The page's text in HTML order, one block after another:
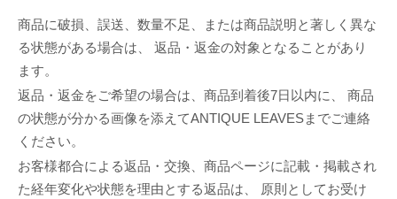
商品に破損、誤送、数量不足、または商品説明と著しく異な
る状態がある場合は、 返品・返金の対象となることがあり
ます。
返品・返金をご希望の場合は、商品到着後7日以内に、 商品
の状態が分かる画像を添えてANTIQUE LEAVESまでご連絡
ください。
お客様都合による返品・交換、商品ページに記載・掲載され
た経年変化や状態を理由とする返品は、 原則としてお受け